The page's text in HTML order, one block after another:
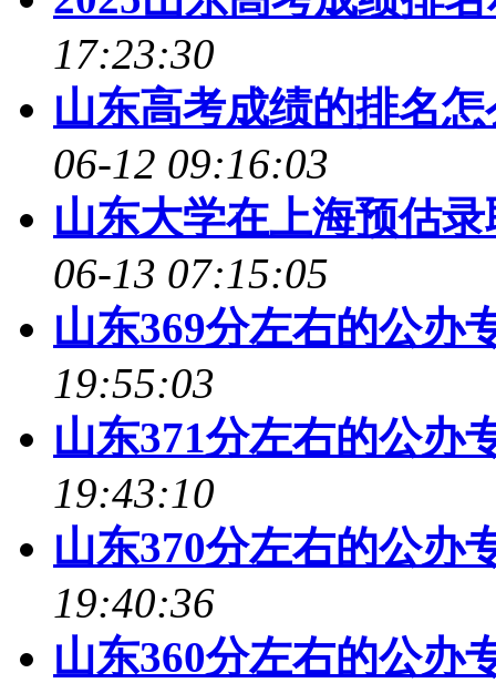
17:23:30
山东高考成绩的排名
06-12 09:16:03
山东大学在上海预估
06-13 07:15:05
山东369分左右的公办
19:55:03
山东371分左右的公办
19:43:10
山东370分左右的公办
19:40:36
山东360分左右的公办